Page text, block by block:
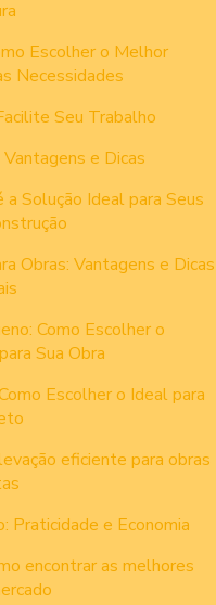
Escolher o Melhor
Necessidades
Seu Trabalho
e Dicas
Solução Ideal para Seus
Obras: Vantagens e Dicas
Como Escolher o
Sua Obra
Escolher o Ideal para
eficiente para obras
Praticidade e Economia
encontrar as melhores